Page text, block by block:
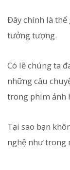
Đây chính là
tưởng tượng.
Có lẽ chúng ta
những câu
trong phim ảnh
Tại sao bạn
nghệ như trong